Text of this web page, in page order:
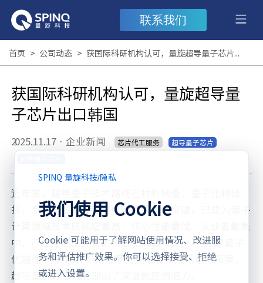
联系我们
首页 > 公司动态 > 获国际科研机构认可，量旋超导量子芯片出口韩国
获国际科研机构认可，量旋超导量
子芯片出口韩国
2025.11.17 · 企业新闻 芯片代工服务
超导量子芯片
近年来，超导量子技术路线在材料制备、量子比特操
控、系统集成等关键维度实现系统性突破，已成为量子
计算领域技术成熟度最高、核心性能最优、从业者最集
中、产业生态最完备的核心主流路线之一。随着“量子
优越性”的实现、纠错方案的突破及应用场景的拓展，
超导量子计算机展现出了深远的应用潜力。
SPINQ 量旋科技/隐私
我们使用 Cookie
Cookie 可能用于了解网站使用情况、改进服
务和评估推广效果。你可以选择接受、拒绝
或进入设置。